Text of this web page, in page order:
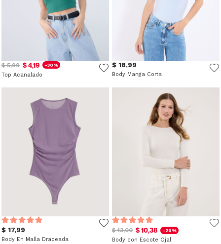
$ 5,99 $ 4,19 -30%
Top Acanalado
$ 18,99
Body Manga Corta
$ 17,99
Body En Malla Drapeada
$ 13,00 $ 10,38 -20%
Body con Escote Ojal